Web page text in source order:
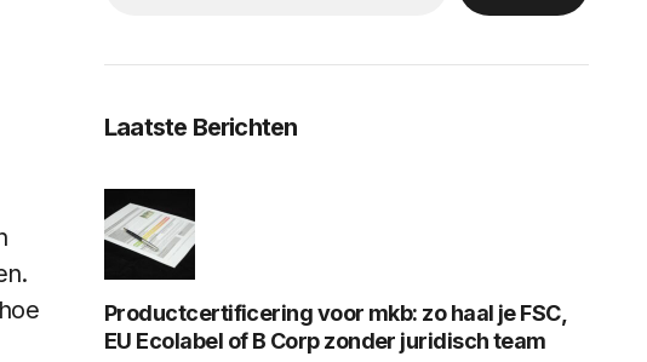
Laatste Berichten
Productcertificering voor mkb: zo haal je FSC,
EU Ecolabel of B Corp zonder juridisch team